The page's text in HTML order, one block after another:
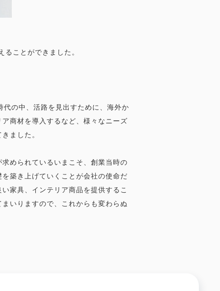
ことができました。
の中、活路を見出すために、海外か
商材を導入するなど、様々なニーズ
ました。
められているいまこそ、創業当時の
築き上げていくことが会社の使命だ
家具、インテリア商品を提供するこ
いりますので、これからも変わらぬ